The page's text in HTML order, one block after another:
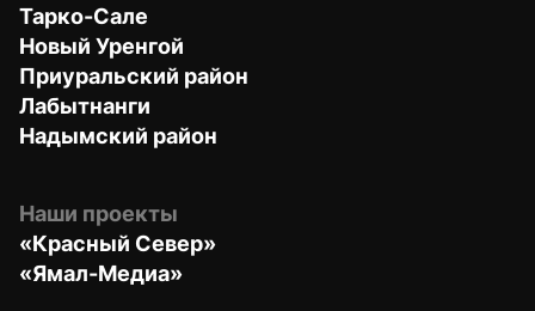
Тарко-Сале
Новый Уренгой
Приуральский район
Лабытнанги
Надымский район
Наши проекты
«Красный Север»
«Ямал-Медиа»